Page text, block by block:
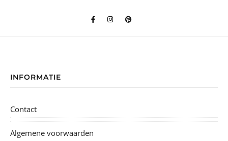
INFORMATIE
Contact
Algemene voorwaarden